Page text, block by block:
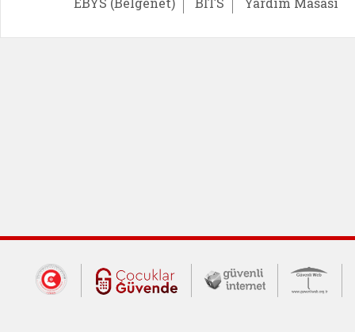
Dış Bağlantılar
Cumhurbaşkanlığı İletişim Merkezi
Çocuklar Güvende (yeni
Güvenli